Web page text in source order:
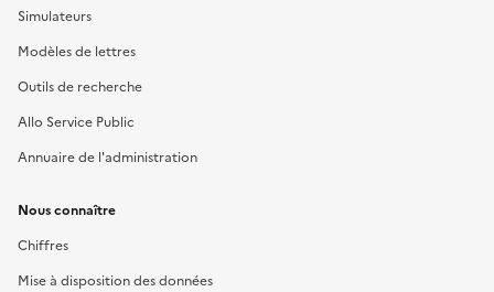
Simulateurs
Modèles de lettres
Outils de recherche
Allo Service Public
Annuaire de l'administration
Nous connaître
Chiffres
Mise à disposition des données